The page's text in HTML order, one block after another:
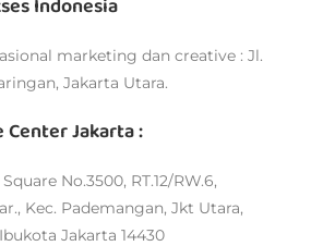
Indonesia
marketing dan creative : Jl.
Jakarta Utara.
Center Jakarta :
No.3500, RT.12/RW.6,
Kec. Pademangan, Jkt Utara,
Jakarta 14430